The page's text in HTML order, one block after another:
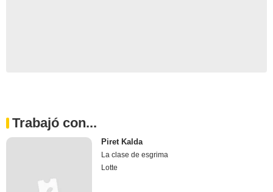
Trabajó con...
Piret Kalda
La clase de esgrima
Lotte